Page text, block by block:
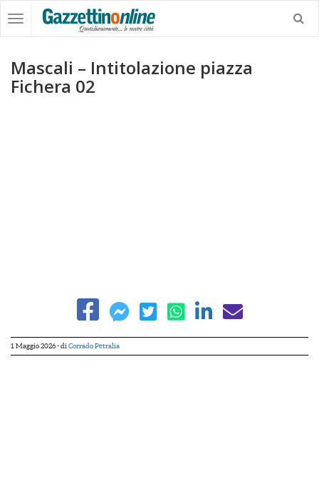
Mascali – Intitolazione piazza
Fichera 02
1 Maggio 2026- di Corrado Petralia